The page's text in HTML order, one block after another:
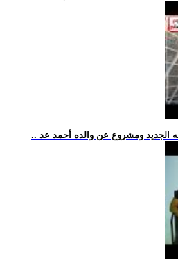
الجديد ومشروع عن والده أحمد عد